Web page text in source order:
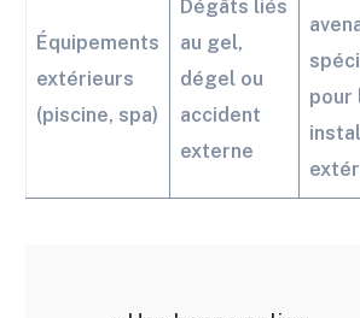
Équipements
extérieurs
(piscine, spa)
Dégâts liés
au gel,
dégel ou
accident
externe
pour